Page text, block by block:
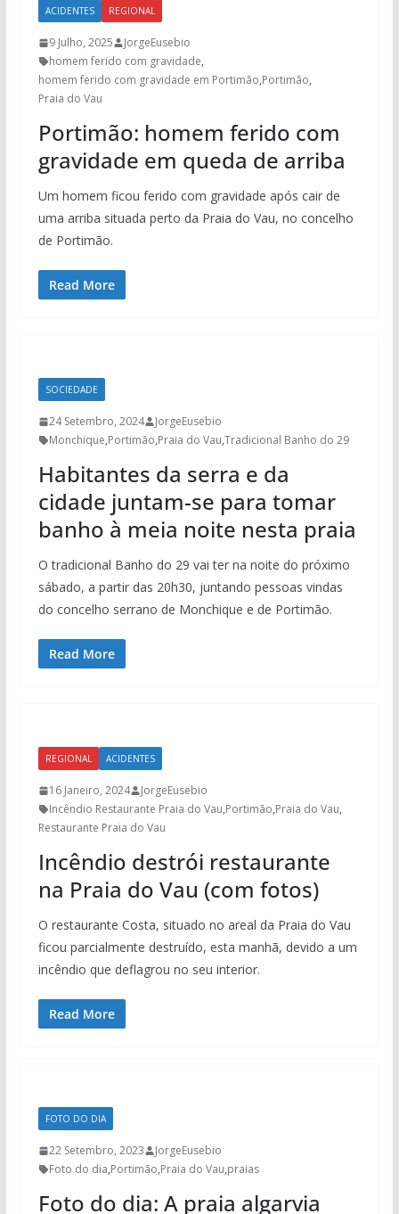
ACIDENTES REGIONAL
9 Julho, 2025
JorgeEusebio
homem ferido com gravidade,
homem ferido com gravidade em Portimão,Portimão,
Praia do Vau
Portimão: homem ferido com
gravidade em queda de arriba
Um homem ficou ferido com gravidade após cair de
uma arriba situada perto da Praia do Vau, no concelho
de Portimão.
Read More
SOCIEDADE
24 Setembro, 2024
JorgeEusebio
Monchique,Portimão,Praia do Vau,Tradicional Banho do 29
Habitantes da serra e da
cidade juntam-se para tomar
banho à meia noite nesta praia
O tradicional Banho do 29 vai ter na noite do próximo
sábado, a partir das 20h30, juntando pessoas vindas
do concelho serrano de Monchique e de Portimão.
Read More
REGIONAL ACIDENTES
16 Janeiro, 2024
JorgeEusebio
Incêndio Restaurante Praia do Vau,Portimão,Praia do Vau,
Restaurante Praia do Vau
Incêndio destrói restaurante
na Praia do Vau (com fotos)
O restaurante Costa, situado no areal da Praia do Vau
ficou parcialmente destruído, esta manhã, devido a um
incêndio que deflagrou no seu interior.
Read More
FOTO DO DIA
22 Setembro, 2023
JorgeEusebio
Foto do dia,Portimão,Praia do Vau,praias
Foto do dia: A praia algarvia